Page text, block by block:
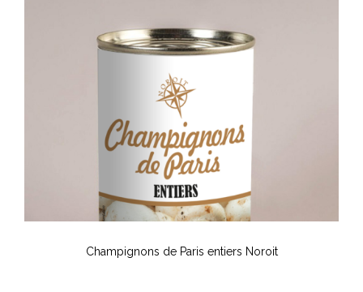
Champignons de Paris entiers Noroit